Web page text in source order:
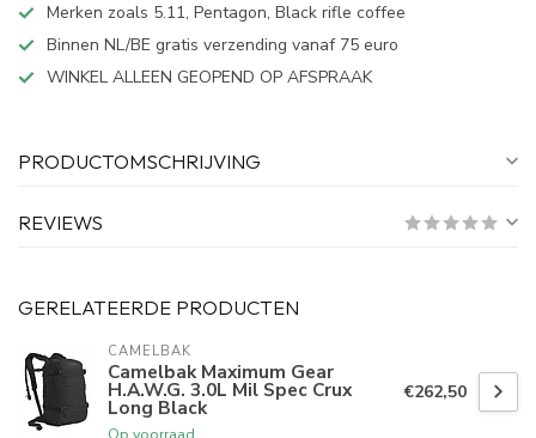
Merken zoals 5.11, Pentagon, Black rifle coffee
Binnen NL/BE gratis verzending vanaf 75 euro
WINKEL ALLEEN GEOPEND OP AFSPRAAK
PRODUCTOMSCHRIJVING
REVIEWS
GERELATEERDE PRODUCTEN
CAMELBAK
Camelbak Maximum Gear
H.A.W.G. 3.0L Mil Spec Crux
Long Black
€262,50